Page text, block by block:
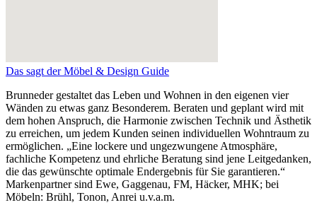
Das sagt der Möbel & Design Guide
Brunneder gestaltet das Leben und Wohnen in den eigenen vier
Wänden zu etwas ganz Besonderem. Beraten und geplant wird mit
dem hohen Anspruch, die Harmonie zwischen Technik und Ästhetik
zu erreichen, um jedem Kunden seinen individuellen Wohntraum zu
ermöglichen. „Eine lockere und ungezwungene Atmosphäre,
fachliche Kompetenz und ehrliche Beratung sind jene Leitgedanken,
die das gewünschte optimale Endergebnis für Sie garantieren.“
Markenpartner sind Ewe, Gaggenau, FM, Häcker, MHK; bei
Möbeln: Brühl, Tonon, Anrei u.v.a.m.